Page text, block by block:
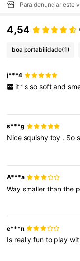
Para denunciar este
4,54
boa portabilidade(1)
j***4
it ’ s so soft and
s***g
Nicesquishytoy . So
A***a
Waysmallerthanthe
e***n
Is reallyfunto play